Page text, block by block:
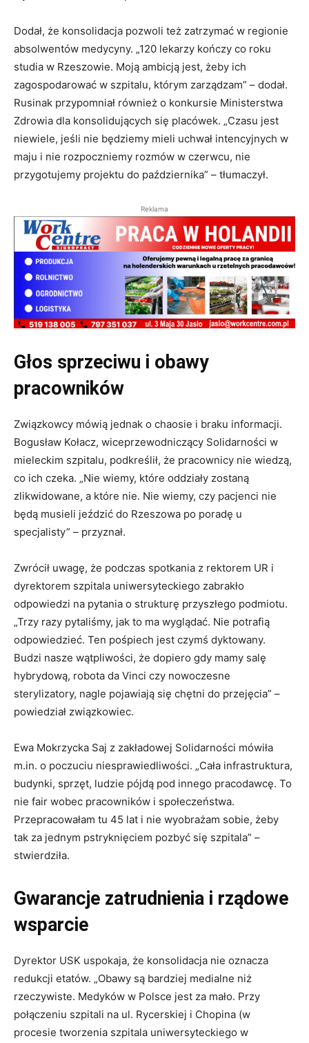
Dodał, że konsolidacja pozwoli też zatrzymać w regionie
absolwentów medycyny. „120 lekarzy kończy co roku
studia w Rzeszowie. Moją ambicją jest, żeby ich
zagospodarować w szpitalu, którym zarządzam” – dodał.
Rusinak przypomniał również o konkursie Ministerstwa
Zdrowia dla konsolidujących się placówek. „Czasu jest
niewiele, jeśli nie będziemy mieli uchwał intencyjnych w
maju i nie rozpoczniemy rozmów w czerwcu, nie
przygotujemy projektu do października” – tłumaczył.
Reklama
Głos sprzeciwu i obawy
pracowników
Związkowcy mówią jednak o chaosie i braku informacji.
Bogusław Kołacz, wiceprzewodniczący Solidarności w
mieleckim szpitalu, podkreślił, że pracownicy nie wiedzą,
co ich czeka. „Nie wiemy, które oddziały zostaną
zlikwidowane, a które nie. Nie wiemy, czy pacjenci nie
będą musieli jeździć do Rzeszowa po poradę u
specjalisty” – przyznał.
Zwrócił uwagę, że podczas spotkania z rektorem UR i
dyrektorem szpitala uniwersyteckiego zabrakło
odpowiedzi na pytania o strukturę przyszłego podmiotu.
„Trzy razy pytaliśmy, jak to ma wyglądać. Nie potrafią
odpowiedzieć. Ten pośpiech jest czymś dyktowany.
Budzi nasze wątpliwości, że dopiero gdy mamy salę
hybrydową, robota da Vinci czy nowoczesne
sterylizatory, nagle pojawiają się chętni do przejęcia” –
powiedział związkowiec.
Ewa Mokrzycka Saj z zakładowej Solidarności mówiła
m.in. o poczuciu niesprawiedliwości. „Cała infrastruktura,
budynki, sprzęt, ludzie pójdą pod innego pracodawcę. To
nie fair wobec pracowników i społeczeństwa.
Przepracowałam tu 45 lat i nie wyobrażam sobie, żeby
tak za jednym pstryknięciem pozbyć się szpitala” –
stwierdziła.
Gwarancje zatrudnienia i rządowe
wsparcie
Dyrektor USK uspokaja, że konsolidacja nie oznacza
redukcji etatów. „Obawy są bardziej medialne niż
rzeczywiste. Medyków w Polsce jest za mało. Przy
połączeniu szpitali na ul. Rycerskiej i Chopina (w
procesie tworzenia szpitala uniwersyteckiego w